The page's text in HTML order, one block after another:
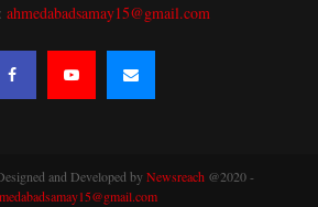
ahmedabadsamay15@gmail.com
and Developed byNewsreach @2020 -